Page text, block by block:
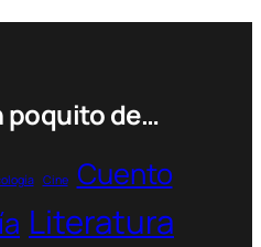
t
o
g
poquito de…
Cine Cuento
Literatura